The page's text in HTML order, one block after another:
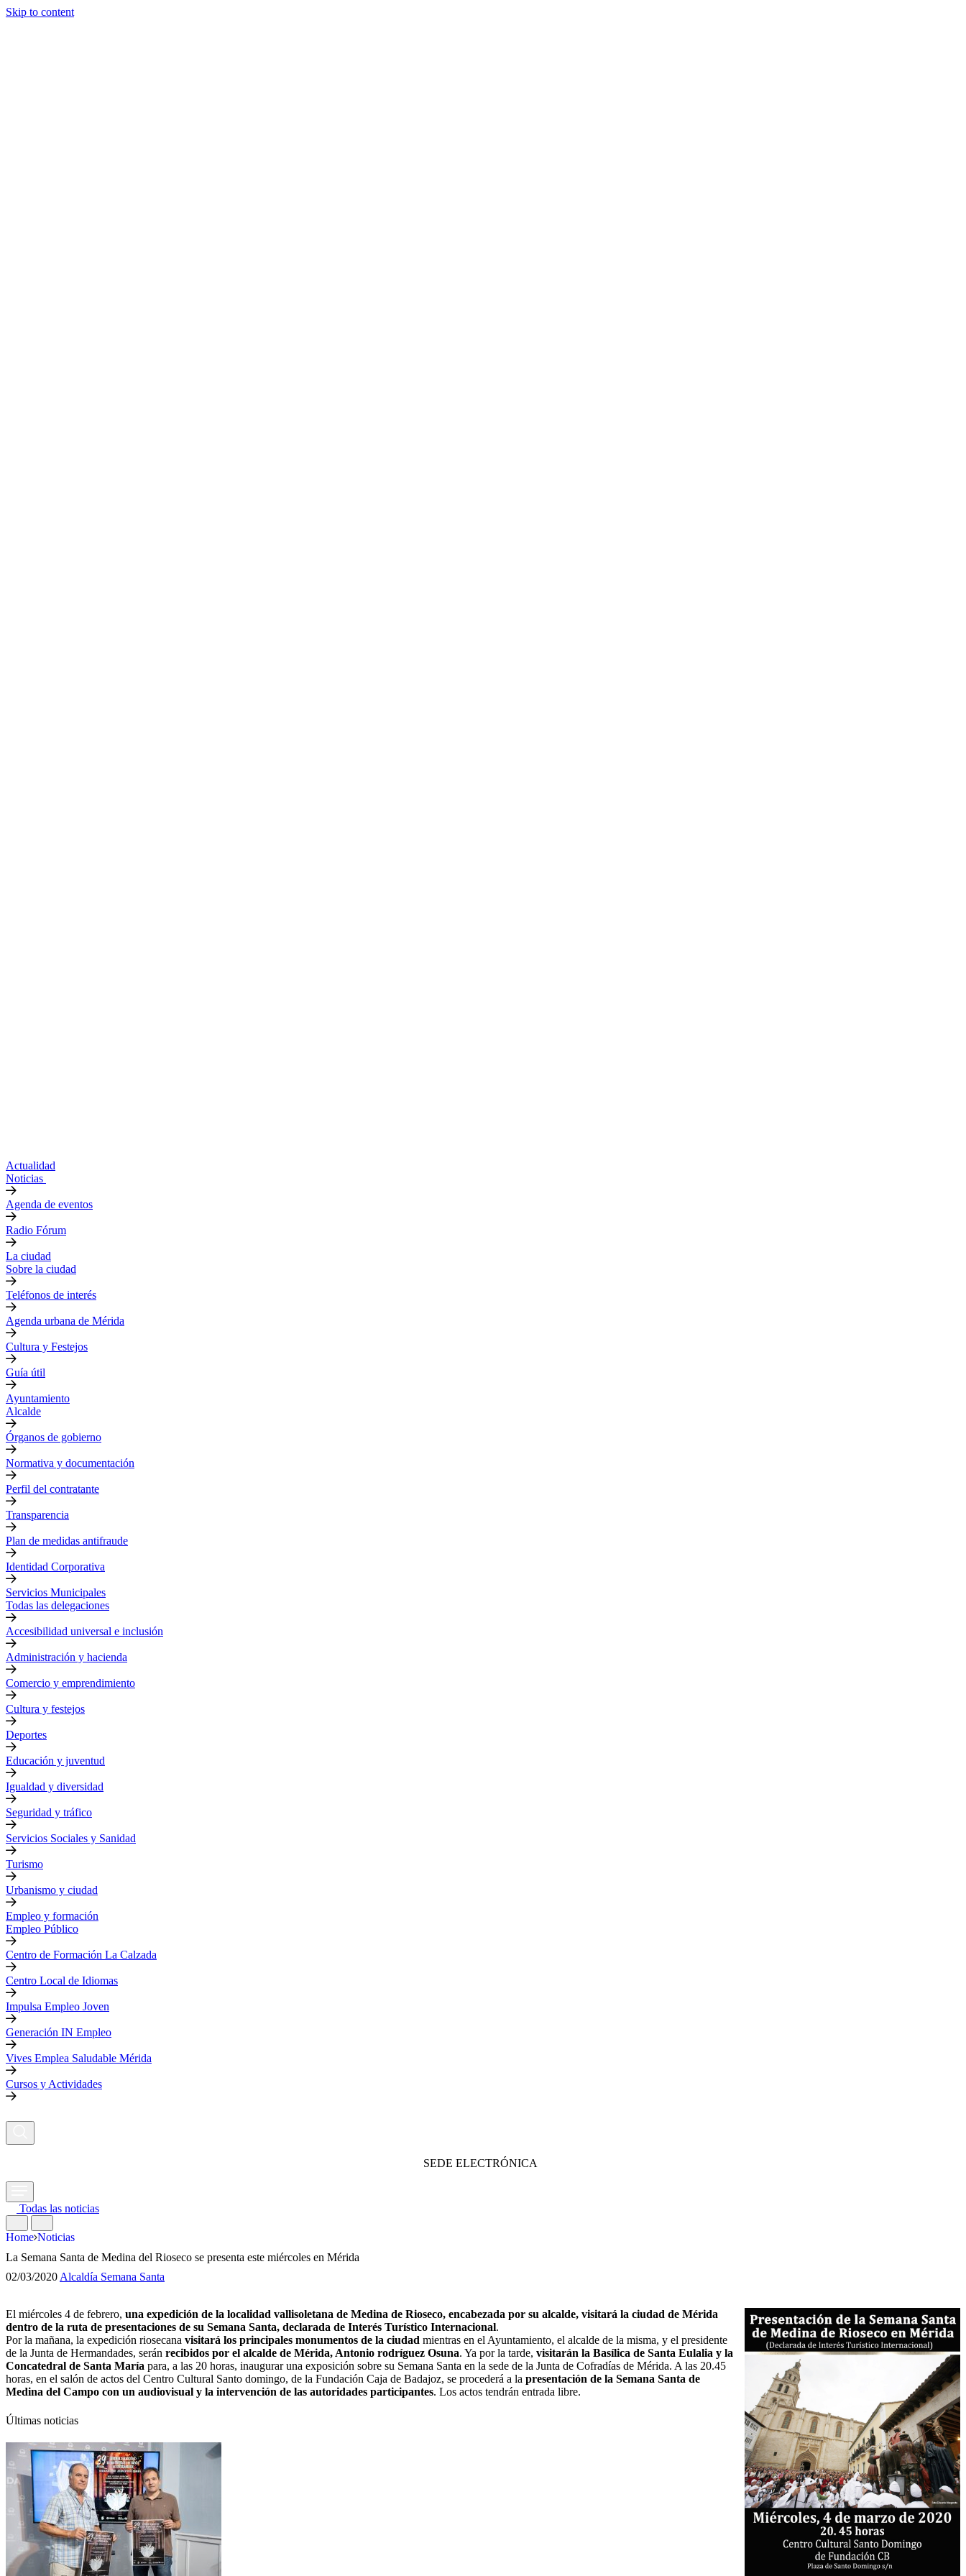
Skip to content
Actualidad
Noticias
Agenda de eventos
Radio Fórum
La ciudad
Sobre la ciudad
Teléfonos de interés
Agenda urbana de Mérida
Cultura y Festejos
Guía útil
Ayuntamiento
Alcalde
Órganos de gobierno
Normativa y documentación
Perfil del contratante
Transparencia
Plan de medidas antifraude
Identidad Corporativa
Servicios Municipales
Todas las delegaciones
Accesibilidad universal e inclusión
Administración y hacienda
Comercio y emprendimiento
Cultura y festejos
Deportes
Educación y juventud
Igualdad y diversidad
Seguridad y tráfico
Servicios Sociales y Sanidad
Turismo
Urbanismo y ciudad
Empleo y formación
Empleo Público
Centro de Formación La Calzada
Centro Local de Idiomas
Impulsa Empleo Joven
Generación IN Empleo
Vives Emplea Saludable Mérida
Cursos y Actividades
SEDE ELECTRÓNICA
Todas las noticias
Home Noticias
La Semana Santa de Medina del Rioseco se presenta este miércoles en Mérida
02/03/2020Alcaldía Semana Santa
El miércoles 4 de febrero, una expedición de la localidad vallisoletana de Medina de Rioseco, encabezada por su alcalde, visitará la ciudad de Mérida
dentro de la ruta de presentaciones de su Semana Santa, declarada de Interés Turístico Internacional.
Por la mañana, la expedición riosecana visitará los principales monumentos de la ciudad mientras en el Ayuntamiento, el alcalde de la misma, y el presidente
de la Junta de Hermandades, serán recibidos por el alcalde de Mérida, Antonio rodríguez Osuna. Ya por la tarde, visitarán la Basílica de Santa Eulalia y la
Concatedral de Santa María para, a las 20 horas, inaugurar una exposición sobre su Semana Santa en la sede de la Junta de Cofradías de Mérida. A las 20.45
horas, en el salón de actos del Centro Cultural Santo domingo, de la Fundación Caja de Badajoz, se procederá a la presentación de la Semana Santa de
Medina del Campo con un audiovisual y la intervención de las autoridades participantes. Los actos tendrán entrada libre.
Últimas noticias